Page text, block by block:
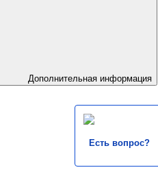
Дополнительная информация
Есть вопрос?